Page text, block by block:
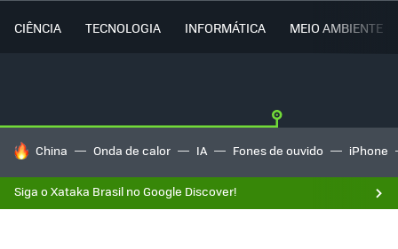
CIÊNCIA TECNOLOGIA INFORMÁTICA MEIO AMBIENTE
TENDÊNCIAS DO DIA
China Onda de calor IA Fones de ouvido iPhone
Siga o Xataka Brasil no Google Discover!